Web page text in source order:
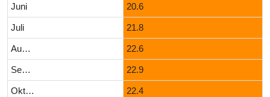
Juni 20.6
Juli 21.8
August 22.6
September 22.9
Oktober 22.4